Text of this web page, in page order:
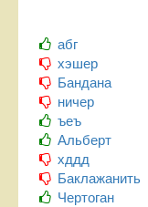
абг
хэшер
Бандана
ничер
ъеъ
Альберт
хддд
Баклажанить
Чертоган